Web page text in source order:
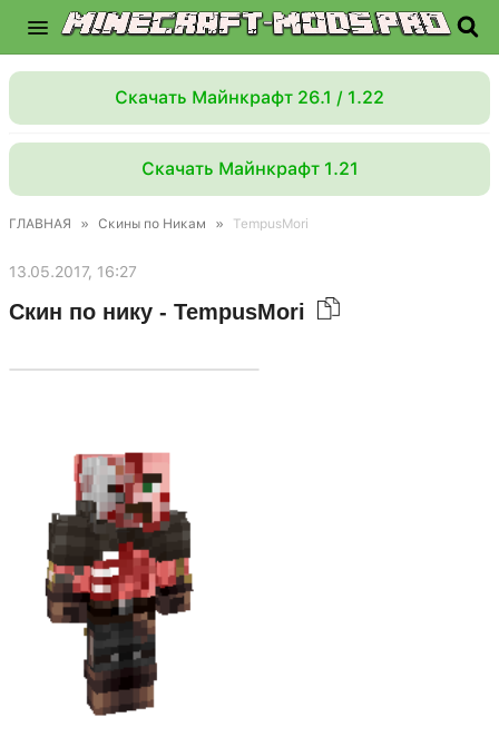
Скачать Майнкрафт 26.1 / 1.22
Скачать Майнкрафт 1.21
ГЛАВНАЯ » Скины по Никам » TempusMori
13.05.2017, 16:27
Скин по нику - TempusMori